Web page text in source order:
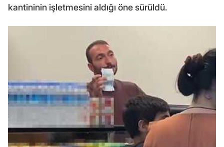
kantininin işletmesini aldığı öne sürüldü.